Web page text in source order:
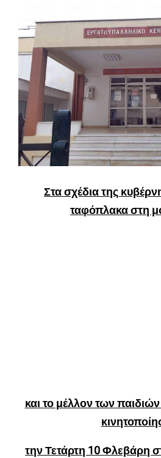
Στα σχέδια της
ταφόπλακα στη
και το μέλλον των
την Τετάρτη 10 Φλεβάρη